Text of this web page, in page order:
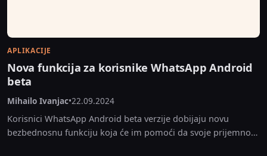
APLIKACIJE
Nova funkcija za korisnike WhatsApp Android
beta
Mihailo Ivanjac•22.09.2024
Korisnici WhatsApp Android beta verzije dobijaju novu
bezbednosnu funkciju koja će im pomoći da svoje prijemno